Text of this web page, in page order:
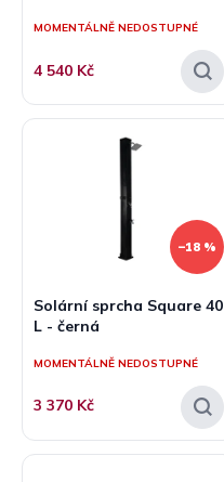
MOMENTÁLNĚ NEDOSTUPNÉ
4 540 Kč
–18 %
Solární sprcha Square 40
L - černá
MOMENTÁLNĚ NEDOSTUPNÉ
3 370 Kč